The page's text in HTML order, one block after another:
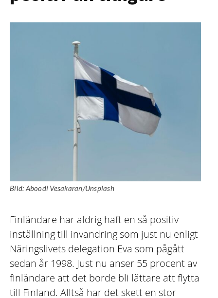
Bild: Aboodi Vesakaran/Unsplash
Finländare har aldrig haft en så positiv
inställning till invandring som just nu enligt
Näringslivets delegation Eva som pågått
sedan år 1998. Just nu anser 55 procent av
finländare att det borde bli lättare att flytta
till Finland. Alltså har det skett en stor